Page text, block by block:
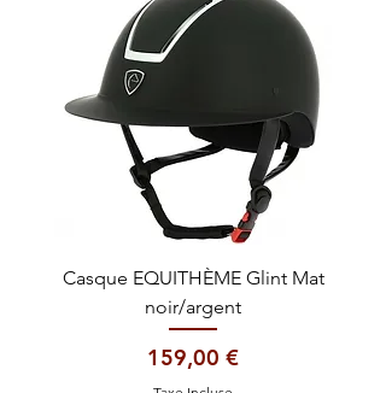
Casque EQUITHÈME Glint Mat
noir/argent
Prix
159,00 €